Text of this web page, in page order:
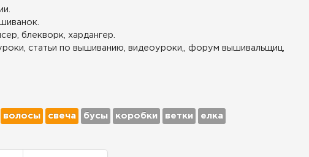
блекворк, хардангер.
статьи по вышиванию, видеоуроки,, форум вышивальщиц,
волосы свеча бусы коробки ветки елка